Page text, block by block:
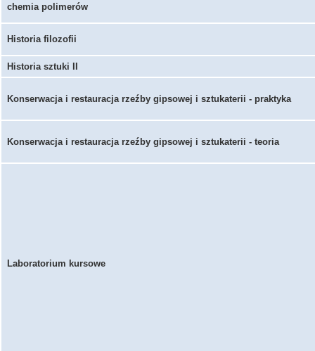
chemia polimerów
Historia filozofii
Historia sztuki II
Konserwacja i restauracja rzeźby gipsowej i sztukaterii - praktyka
Konserwacja i restauracja rzeźby gipsowej i sztukaterii - teoria
Laboratorium kursowe